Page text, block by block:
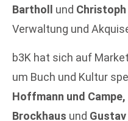
Bartholl
und
Verwaltung und
b3K hat sich auf
um Buch und Kultur
Hoffmann und
Brockhaus und Gustav